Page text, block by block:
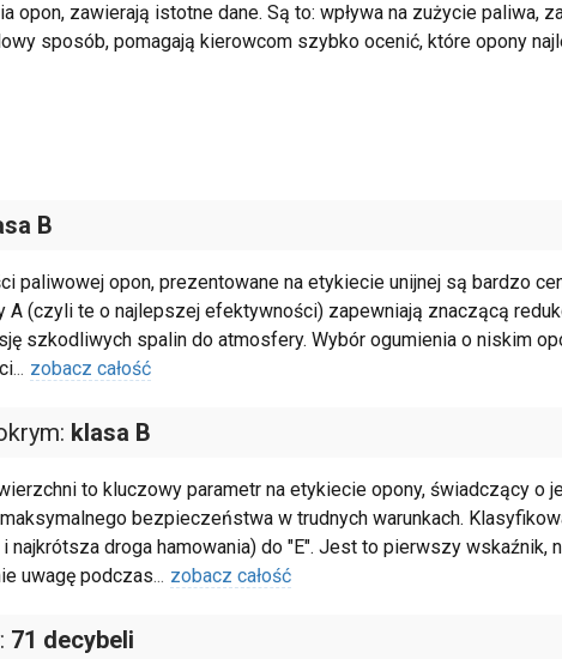
zawierają istotne dane. Są to: wpływa na zużycie paliwa,
sposób, pomagają kierowcom szybko ocenić, które opony
B
paliwowej opon, prezentowane na etykiecie unijnej są bardzo
A (czyli te o najlepszej efektywności) zapewniają znaczącą
szkodliwych spalin do atmosfery. Wybór ogumienia o niskim
... zobacz całość
klasa B
to kluczowy parametr na etykiecie opony, świadczący o
bezpieczeństwa w trudnych warunkach.
najkrótsza droga hamowania) do "E". Jest to pierwszy wskaźnik,
uwagę podczas... zobacz całość
71 decybeli